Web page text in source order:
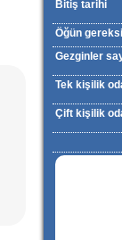
Bitiş tarihi
Öğün
Gezginler
Tek kişilik
Çift kişilik